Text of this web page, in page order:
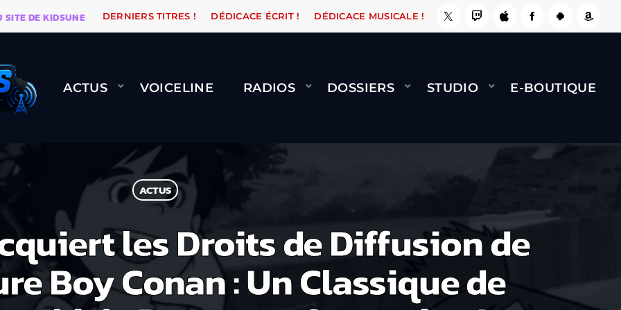
KIDSUNE WARÉTRO ORANGE ROAD QUI PASSE, ÇA LE FAIT ! NAMI BERNARD MINET - FLY
DERNIERS TITRES ! DÉDICACE ÉCRIT ! DÉDICACE MUSICALE !
ACTUS VOICELINE RADIOS DOSSIERS STUDIO E-BOUTIQUE
ACTUS
les Droits de Diffusion de
Boy Conan : Un Classique de